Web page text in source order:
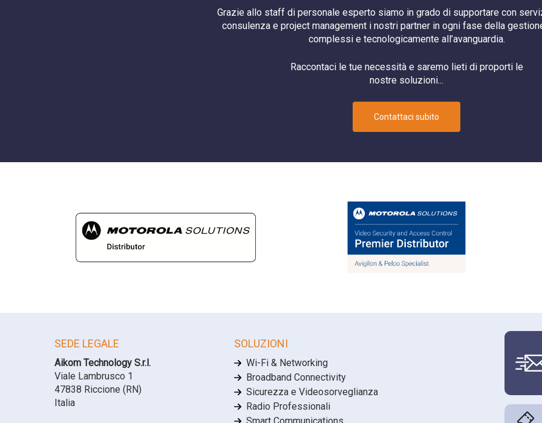
Grazie allo staff di personale esperto siamo in grado di supportare con
consulenza e project management i nostri partner in ogni fase della
complessi e tecnologicamente all’avanguardia.
Raccontaci le tue necessità e saremo lieti di proporti le
nostre soluzioni...
Contattaci subito
SEDE LEGALE
Aikom Technology S.r.l.
Viale Lambrusco 1
47838 Riccione (RN)
Italia
SOLUZIONI
Wi-Fi & Networking
Broadband Connectivity
Sicurezza e Videosorveglianza
Radio Professionali